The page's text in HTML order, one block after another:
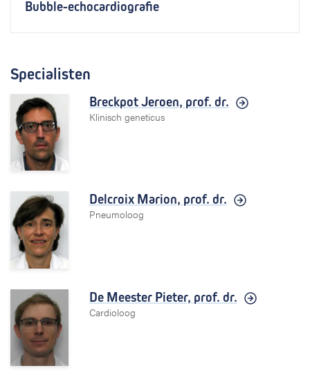
Bubble-echocardiografie
Specialisten
Breckpot Jeroen, prof. dr.
Klinisch geneticus
Delcroix Marion, prof. dr.
Pneumoloog
De Meester Pieter, prof. dr.
Cardioloog